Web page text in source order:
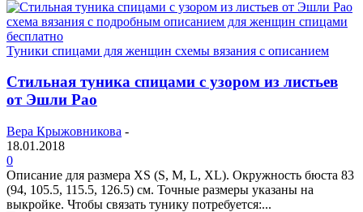
Туники спицами для женщин схемы вязания с описанием
Стильная туника спицами с узором из листьев
от Эшли Рао
Вера Крыжовникова -
18.01.2018
0
Описание для размера XS (S, M, L, XL). Окружность бюста 83
(94, 105.5, 115.5, 126.5) см. Точные размеры указаны на
выкройке. Чтобы связать тунику потребуется:...